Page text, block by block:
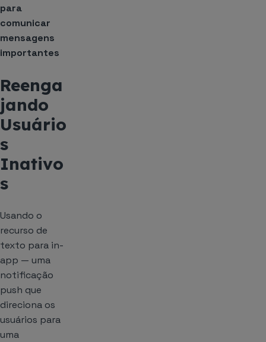
para
comunicar
mensagens
importantes
Reenga
jando
Usuário
s
Inativo
s
Usando o
recurso de
texto para in-
app — uma
notificação
push que
direciona os
usuários para
uma